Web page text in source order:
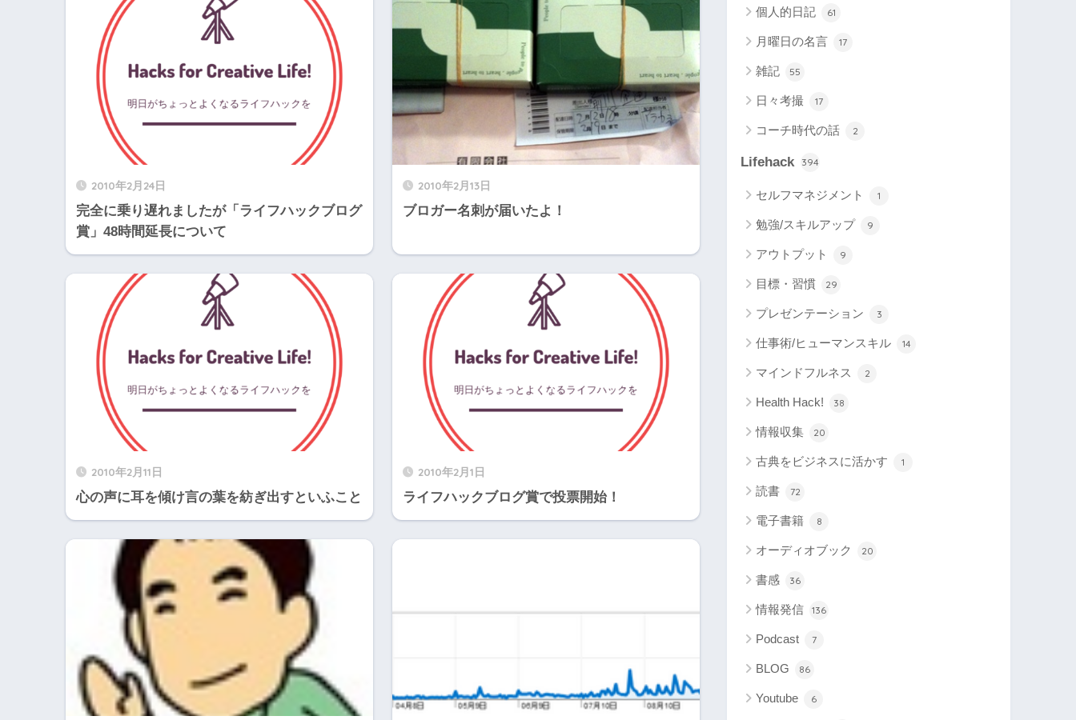
2010年2月24日
完全に乗り遅れましたが「ライフハックブログ
賞」48時間延長について
2010年2月13日
ブロガー名刺が届いたよ！
2010年2月11日
心の声に耳を傾け言の葉を紡ぎ出すといふこと
2010年2月1日
ライフハックブログ賞で投票開始！
個人的日記 61
月曜日の名言 17
雑記 55
日々考撮 17
コーチ時代の話 2
Lifehack 394
セルフマネジメント 1
勉強/スキルアップ 9
アウトプット 9
目標・習慣 29
プレゼンテーション 3
仕事術/ヒューマンスキル 14
マインドフルネス 2
Health Hack! 38
情報収集 20
古典をビジネスに活かす 1
読書 72
電子書籍 8
オーディオブック 20
書感 36
情報発信 136
Podcast 7
BLOG 86
Youtube 6